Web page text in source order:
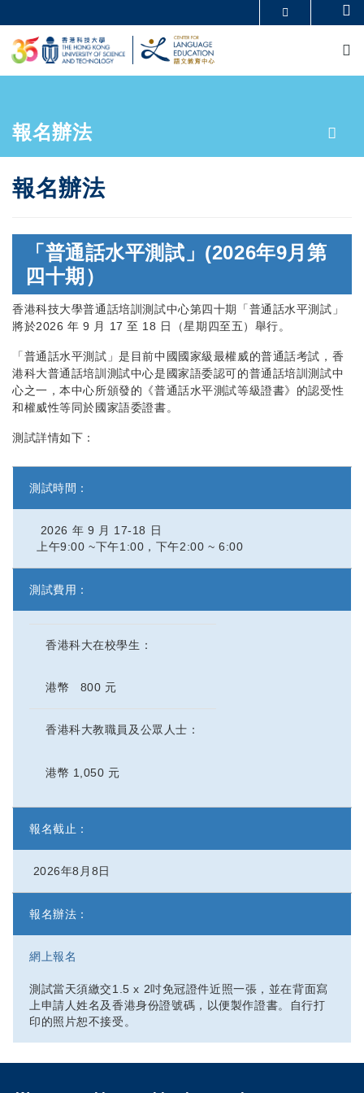
to
main
content
UNIVERSITY NEWS
LIFE@HKUST
Breadcrumb
報名辦法
報名辦法
「普通話水平測試」(2026年9月第
四十期）
香港科技大學普通話培訓測試中心第四十期「普通話水平測試」
將於2026 年 9 月 17 至 18 日（星期四至五）舉行。
「普通話水平測試」是目前中國國家級最權威的普通話考試，香
港科大普通話培訓測試中心是國家語委認可的普通話培訓測試中
心之一，本中心所頒發的《普通話水平測試等級證書》的認受性
和權威性等同於國家語委證書。
測試詳情如下：
測試時間：
2026 年 9 月 17-18 日
上午9:00 ~下午1:00，下午2:00 ~ 6:00
測試費用：
香港科大在校學生：
港幣 800 元
香港科大教職員及公眾人士：
港幣 1,050 元
報名截止：
2026年8月8日
報名辦法：
網上報名
測試當天須繳交1.5 x 2吋免冠證件近照一張，並在背面寫
上申請人姓名及香港身份證號碼，以便製作證書。自行打
印的照片恕不接受。